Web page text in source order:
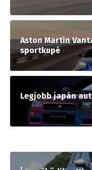
Aston Martin
sportkupé
Legjobb japán